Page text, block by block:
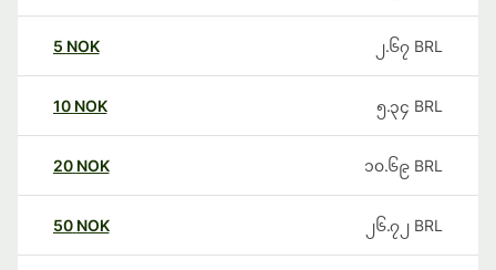
5 NOK ၂.၆၇ BRL
10 NOK ၅.၃၄ BRL
20 NOK ၁၀.၆၉ BRL
50 NOK ၂၆.၇၂ BRL